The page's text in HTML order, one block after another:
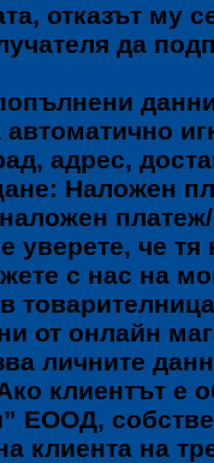
отказът му
да
адрес,
Наложен
уверете, че
с нас на
от онлайн
личните
клиентът е
клиента на